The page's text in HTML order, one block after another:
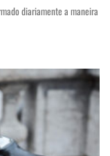
diariamente a maneira